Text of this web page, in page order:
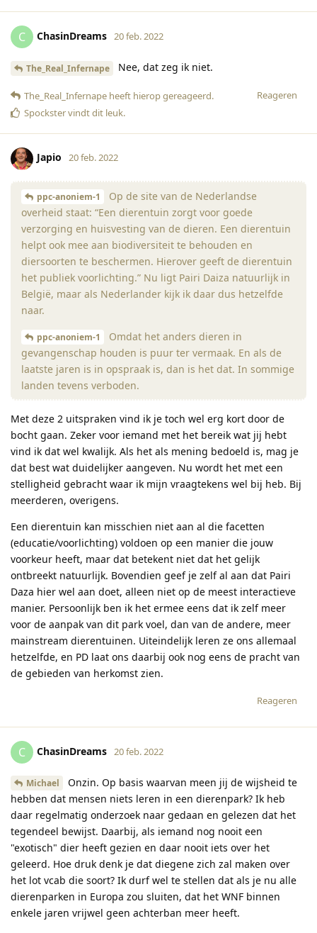
C ChasinDreams 20 feb. 2022
The_Real_Infernape Nee, dat zeg ik niet.
Reageren
The_Real_Infernape heeft hierop gereageerd.
Spockstervindt dit leuk.
Japio 20 feb. 2022
ppc-anoniem-1
Op de site van de Nederlandse
overheid staat: “Een dierentuin zorgt voor goede
verzorging en huisvesting van de dieren. Een dierentuin
helpt ook mee aan biodiversiteit te behouden en
diersoorten te beschermen. Hierover geeft de dierentuin
het publiek voorlichting.” Nu ligt Pairi Daiza natuurlijk in
België, maar als Nederlander kijk ik daar dus hetzelfde
naar.
ppc-anoniem-1
Omdat het anders dieren in
gevangenschap houden is puur ter vermaak. En als de
laatste jaren is in opspraak is, dan is het dat. In sommige
landen tevens verboden.
Met deze 2 uitspraken vind ik je toch wel erg kort door de
bocht gaan. Zeker voor iemand met het bereik wat jij hebt
vind ik dat wel kwalijk. Als het als mening bedoeld is, mag je
dat best wat duidelijker aangeven. Nu wordt het met een
stelligheid gebracht waar ik mijn vraagtekens wel bij heb. Bij
meerderen, overigens.
Een dierentuin kan misschien niet aan al die facetten
(educatie/voorlichting) voldoen op een manier die jouw
voorkeur heeft, maar dat betekent niet dat het gelijk
ontbreekt natuurlijk. Bovendien geef je zelf al aan dat Pairi
Daza hier wel aan doet, alleen niet op de meest interactieve
manier. Persoonlijk ben ik het ermee eens dat ik zelf meer
voor de aanpak van dit park voel, dan van de andere, meer
mainstream dierentuinen. Uiteindelijk leren ze ons allemaal
hetzelfde, en PD laat ons daarbij ook nog eens de pracht van
de gebieden van herkomst zien.
Reageren
C ChasinDreams 20 feb. 2022
Michael
Onzin. Op basis waarvan meen jij de wijsheid te
hebben dat mensen niets leren in een dierenpark? Ik heb
daar regelmatig onderzoek naar gedaan en gelezen dat het
tegendeel bewijst. Daarbij, als iemand nog nooit een
"exotisch" dier heeft gezien en daar nooit iets over het
geleerd. Hoe druk denk je dat diegene zich zal maken over
het lot vcab die soort? Ik durf wel te stellen dat als je nu alle
dierenparken in Europa zou sluiten, dat het WNF binnen
enkele jaren vrijwel geen achterban meer heeft.